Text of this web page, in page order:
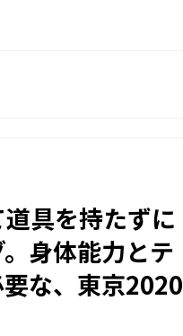
具を持たずに
身体能力とテ
な、東京2020